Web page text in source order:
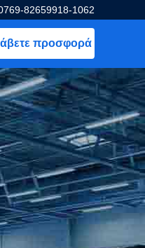
82659918-1062
προσφορά